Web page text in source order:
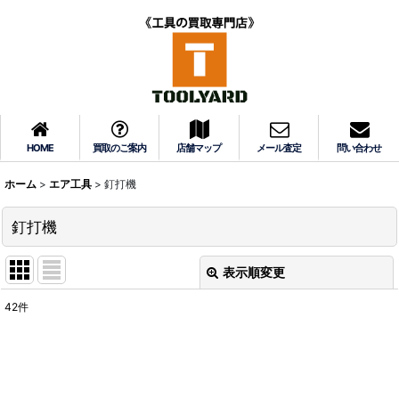
HOME 買取のご案内 店舗マップ メール査定 問い合わせ
ホーム > エア工具 > 釘打機
釘打機
表示順変更
42件